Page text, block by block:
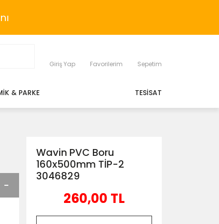
Giriş Yap Favorilerim Sepetim
& PARKE TESİSAT
Wavin PVC Boru
160x500mm TİP-2
3046829
260,00 TL